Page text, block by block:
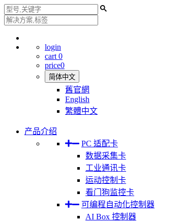
login
cart 0
price0
简体中文
舊官網
English
繁體中文
产品介绍
PC 适配卡
数据采集卡
工业通讯卡
运动控制卡
看门狗监控卡
可编程自动化控制器
AI Box 控制器